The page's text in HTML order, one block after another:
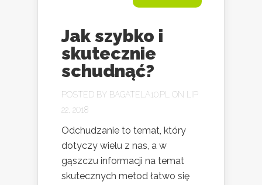
Jak szybko i
skutecznie
schudnąć?
POSTED BY BAGATELA10.PL ON LIP
22, 2018
Odchudzanie to temat, który
dotyczy wielu z nas, a w
gąszczu informacji na temat
skutecznych metod łatwo się